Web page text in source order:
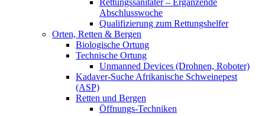
Abschlusswoche
Qualifizierung zum Rettungshelfer
Orten, Retten & Bergen
Biologische Ortung
Technische Ortung
Unmanned Devices (Drohnen, Roboter)
Kadaver-Suche Afrikanische Schweinepest
(ASP)
Retten und Bergen
Öffnungs-Techniken